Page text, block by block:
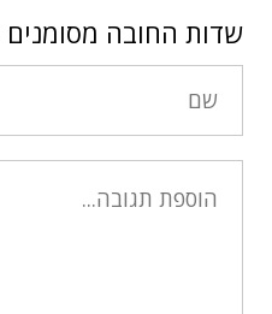
שדות החובה מסומנים